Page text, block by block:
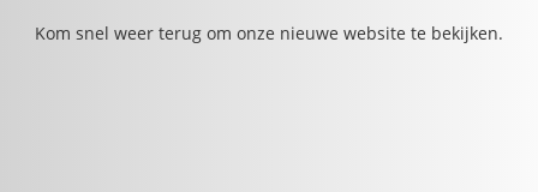
Kom snel weer terug om onze nieuwe website te bekijken.